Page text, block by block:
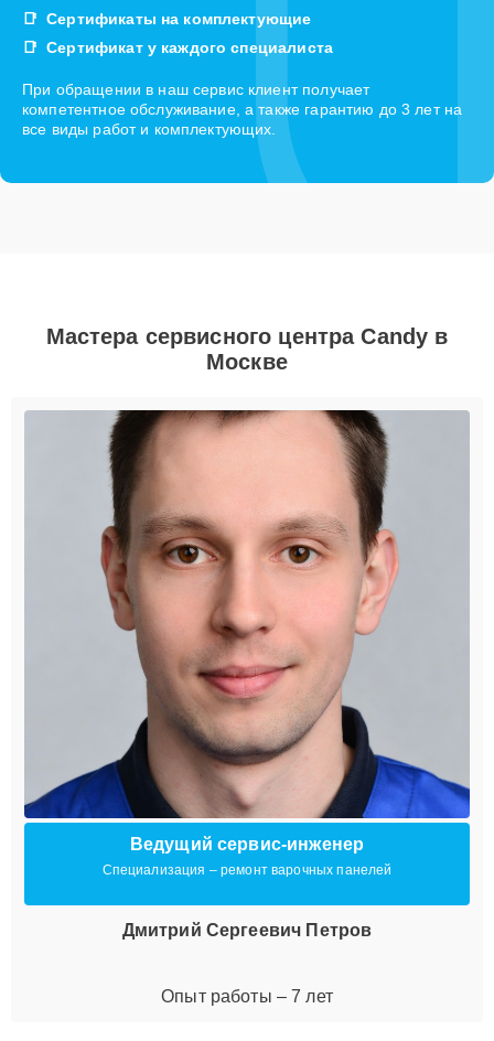
Сертификаты на комплектующие
Сертификат у каждого специалиста
При обращении в наш сервис клиент получает
компетентное обслуживание, а также гарантию до 3 лет на
все виды работ и комплектующих.
Мастера сервисного центра Candy в
Москве
Ведущий сервис-инженер
Специализация – ремонт варочных панелей
Дмитрий Сергеевич Петров
Опыт работы – 7 лет